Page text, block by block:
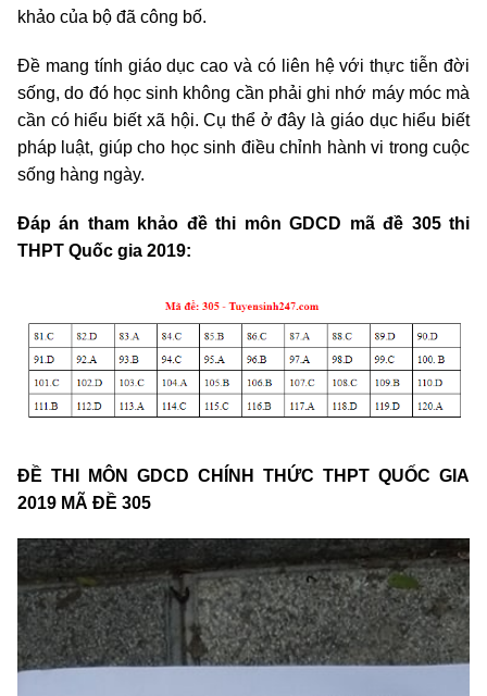
khảo của bộ đã công bố.
Đề mang tính giáo dục cao và có liên hệ với thực tiễn đời
sống, do đó học sinh không cần phải ghi nhớ máy móc mà
cần có hiểu biết xã hội. Cụ thể ở đây là giáo dục hiểu biết
pháp luật, giúp cho học sinh điều chỉnh hành vi trong cuộc
sống hàng ngày.
Đáp án tham khảo đề thi môn GDCD mã đề 305 thi
THPT Quốc gia 2019:
ĐỀ THI MÔN GDCD CHÍNH THỨC THPT QUỐC GIA
2019 MÃ ĐỀ 305